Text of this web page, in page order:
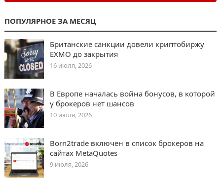
ПОПУЛЯРНОЕ ЗА МЕСЯЦ
Британские санкции довели криптобиржу
EXMO до закрытия
16 июля, 2026
В Европе началась война бонусов, в которой
у брокеров нет шансов
10 июля, 2026
Born2trade включен в список брокеров на
сайтах MetaQuotes
9 июля, 2026